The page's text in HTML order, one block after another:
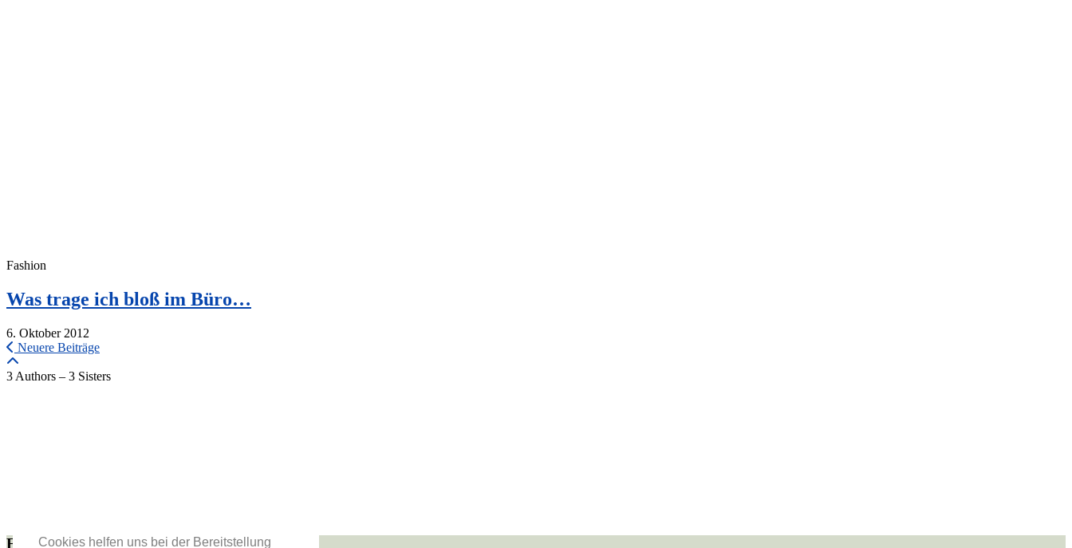
Cookies helfen uns bei der Bereitstellung
Fashion
Was trage ich bloß im Büro…
6. Oktober 2012
Neuere Beiträge
3 Authors – 3 Sisters
Folge uns